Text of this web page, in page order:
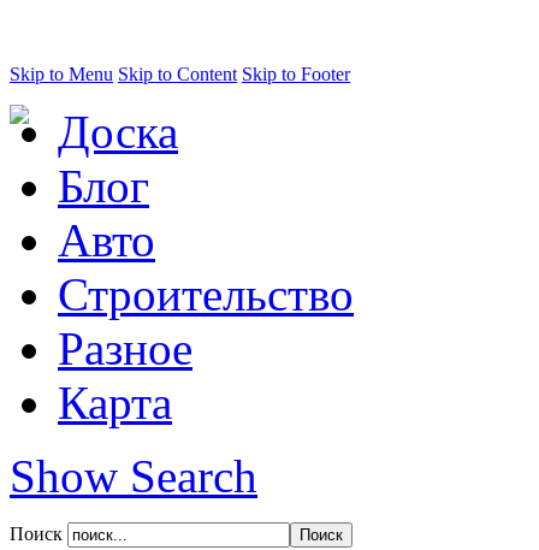
Skip to Menu Skip to Content Skip to Footer
Доска
Блог
Авто
Строительство
Разное
Карта
Show Search
Поиск